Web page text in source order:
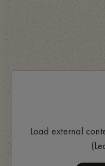
Load external